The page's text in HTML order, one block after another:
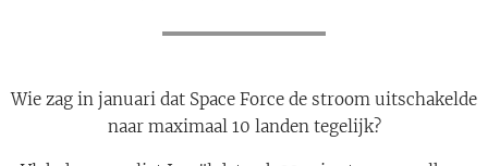
Wie zag in januari dat Space Force de stroom uitschakelde
naar maximaal 10 landen tegelijk?